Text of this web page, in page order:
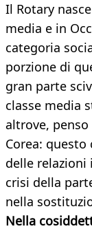
Il Rotary
media e in
categoria
porzione di
gran parte
classe media
altrove, penso
Corea:
delle relazioni
crisi della
nella
Nella